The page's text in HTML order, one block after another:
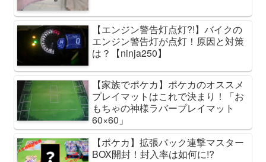
【エンジン警告灯点灯?!】バイクの
エンジン警告灯が点灯！原因と対策
は？【ninja250】
【家族でポケカ】ポケカのオススメ
プレイマットはこれで決まり！「お
もちゃの神様ラバープレイマット
60×60」
【ポケカ】拡張パック連撃マスター
BOX開封！封入率は如何に!?